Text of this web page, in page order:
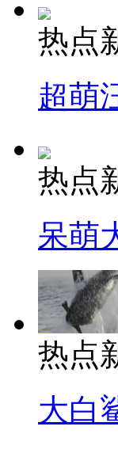
热点
超萌
热点
呆萌
热点
大白